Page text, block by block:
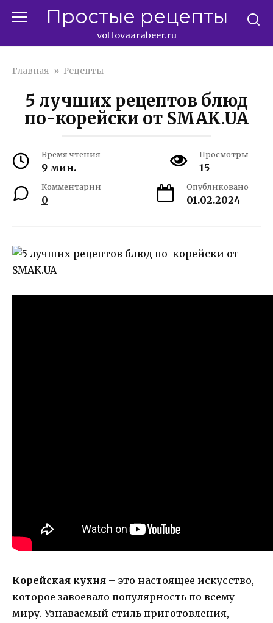
Простые рецепты
vottovaarabeer.ru
Главная » Рецепты
5 лучших рецептов блюд
по-корейски от SMAK.UA
Время чтения
9 мин.
Просмотры
15
Комментарии
0
Опубликовано
01.02.2024
Корейская кухня – это настоящее искусство,
которое завоевало популярность по всему
миру. Узнаваемый стиль приготовления,